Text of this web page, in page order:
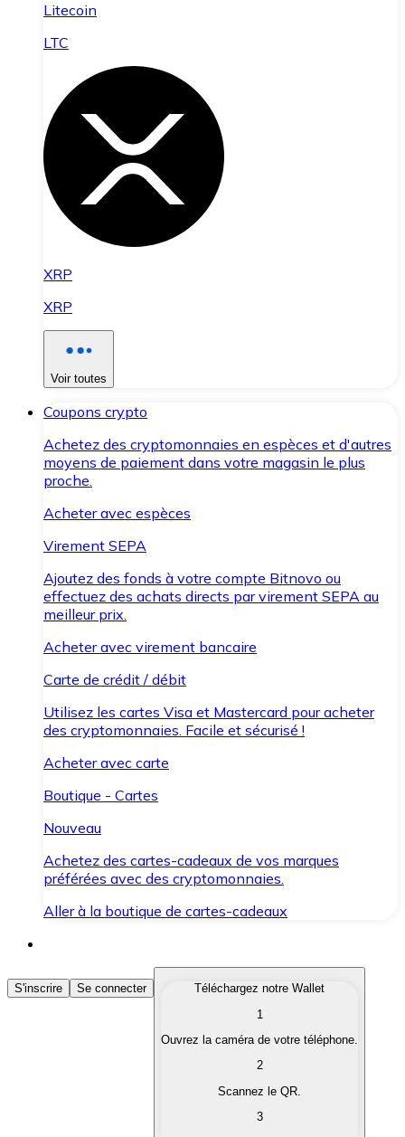
Litecoin
LTC
XRP
XRP
Voir toutes
Coupons crypto
Achetez des cryptomonnaies en espèces et d'autres
moyens de paiement dans votre magasin le plus
proche.
Acheter avec espèces
Virement SEPA
Ajoutez des fonds à votre compte Bitnovo ou
effectuez des achats directs par virement SEPA au
meilleur prix.
Acheter avec virement bancaire
Carte de crédit / débit
Utilisez les cartes Visa et Mastercard pour acheter
des cryptomonnaies. Facile et sécurisé !
Acheter avec carte
Boutique - Cartes
Nouveau
Achetez des cartes-cadeaux de vos marques
préférées avec des cryptomonnaies.
Aller à la boutique de cartes-cadeaux
Acheter des Cryptomonnaies
Achetez les cryptomonnaies qui vous intéressent
Convertissez vos cryptomonnaies en monnaie
S'inscrire Se connecter
Téléchargez notre Wallet
1
Ouvrez la caméra de votre téléphone.
2
Scannez le QR.
3